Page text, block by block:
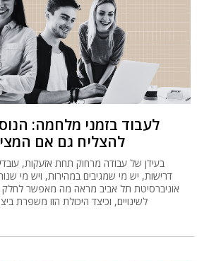
לעבוד בזמני מלחמה:
להצליח גם אם
בעידן של עבודה מרחוק תחת אזעקות,
דרישות, יש מי שמגיבים במהירות, ויש מי
אוניברסיטת תל אביב מראה מה מאפשר לחלק
לשינויים, וכיצד היכולת הזו משפרת